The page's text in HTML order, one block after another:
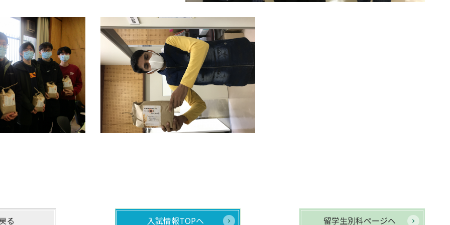
留学生別科ページへ
入試情報TOPへ
る